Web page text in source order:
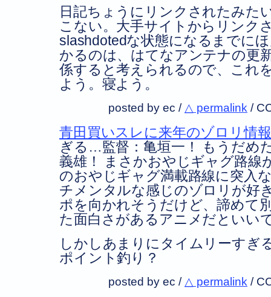
日記ちょうにリンクされたみた
こない。大手サイトからリンク
slashdotedな状態になるまでに
かるのは、はてなアンテナの更
係すると考えられるので、これ
よう。寝よう。
posted by ec / △ permalink /
青田買いスレに来年のゾロリ情
ぎる…監督：亀垣一！ もうだめ
義雄！ まさかおやじギャグ路線
のおやじギャグ満載路線に突入
チメンタルな感じのゾロリが好
ポを向かれそうだけど、諦めて
た面白さがあるアニメだといい
しかしあまりにタイムリーすぎ
ポイント釣り？
posted by ec / △ permalink /